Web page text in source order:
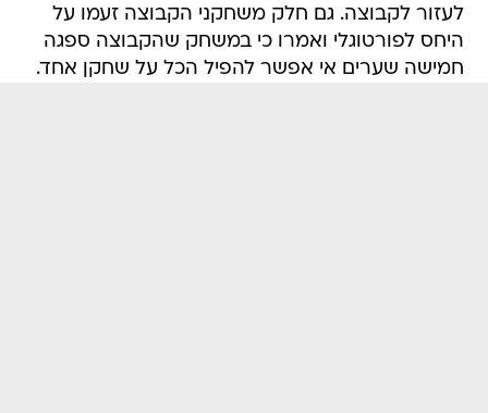
לעזור לקבוצה. גם חלק משחקני הקבוצה זעמו על
היחס לפורטוגלי ואמרו כי במשחק שהקבוצה ספגה
חמישה שערים אי אפשר להפיל הכל על שחקן אחד.